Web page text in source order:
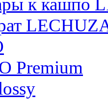
к кашпо
Premium